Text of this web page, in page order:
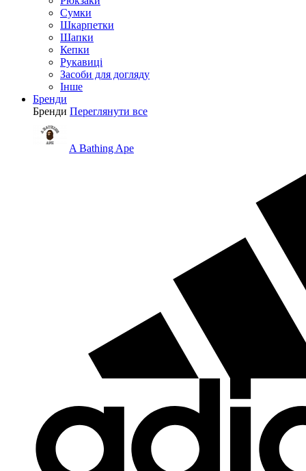
Сумки
Шкарпетки
Шапки
Кепки
Рукавиці
Засоби для догляду
Інше
Бренди
Бренди Переглянути все
A Bathing Ape